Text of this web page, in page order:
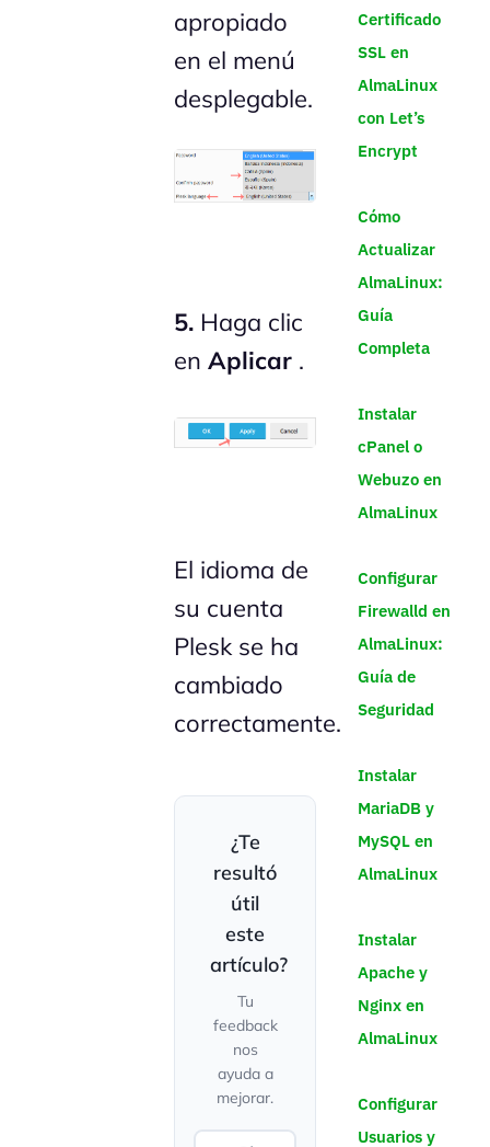
apropiado
en el menú
desplegable.
5. Haga clic
enAplicar .
El idioma de
su cuenta
Plesk se ha
cambiado
correctamente.
¿Te
resultó
útil
este
artículo?
Tu
feedback
nos
ayuda a
mejorar.
Certificado
SSL en
AlmaLinux
con Let’s
Encrypt
Cómo
Actualizar
AlmaLinux:
Guía
Completa
Instalar
cPanel o
Webuzo en
AlmaLinux
Configurar
Firewalld en
AlmaLinux:
Guía de
Seguridad
Instalar
MariaDB y
MySQL en
AlmaLinux
Instalar
Apache y
Nginx en
AlmaLinux
Configurar
Usuarios y